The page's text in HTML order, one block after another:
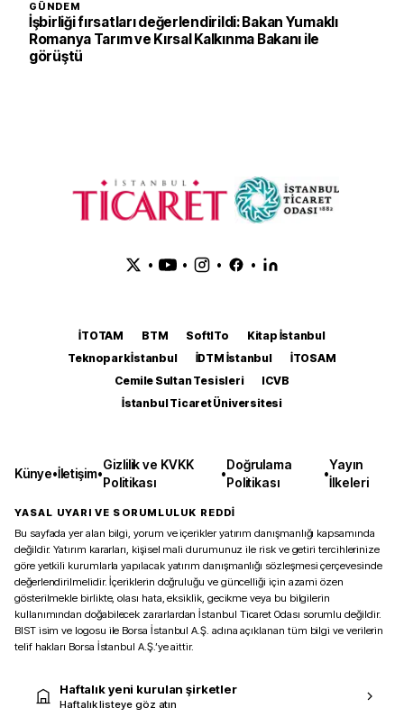
GÜNDEM
İşbirliği fırsatları değerlendirildi: Bakan Yumaklı
Romanya Tarım ve Kırsal Kalkınma Bakanı ile
görüştü
• • • •
İTOTAM BTM SoftITo
Kitap İstanbul
Teknopark İstanbul
İDTM İstanbul
İTOSAM
Cemile Sultan Tesisleri
ICVB
İstanbul Ticaret Üniversitesi
Künye•İletişim•
Gizlilik ve KVKK
Politikası
•
Doğrulama
Politikası
•
Yayın
İlkeleri
YASAL UYARI VE SORUMLULUK REDDİ
Bu sayfada yer alan bilgi, yorum ve içerikler yatırım danışmanlığı kapsamında
değildir. Yatırım kararları, kişisel mali durumunuz ile risk ve getiri tercihlerinize
göre yetkili kurumlarla yapılacak yatırım danışmanlığı sözleşmesi çerçevesinde
değerlendirilmelidir. İçeriklerin doğruluğu ve güncelliği için azami özen
gösterilmekle birlikte, olası hata, eksiklik, gecikme veya bu bilgilerin
kullanımından doğabilecek zararlardan İstanbul Ticaret Odası sorumlu değildir.
BIST isim ve logosu ile Borsa İstanbul A.Ş. adına açıklanan tüm bilgi ve verilerin
telif hakları Borsa İstanbul A.Ş.’ye aittir.
Haftalık yeni kurulan şirketler
Haftalık listeye göz atın